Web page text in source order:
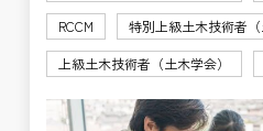
RCCM
特別上級土木技術者（
上級土木技術者（土木学会）